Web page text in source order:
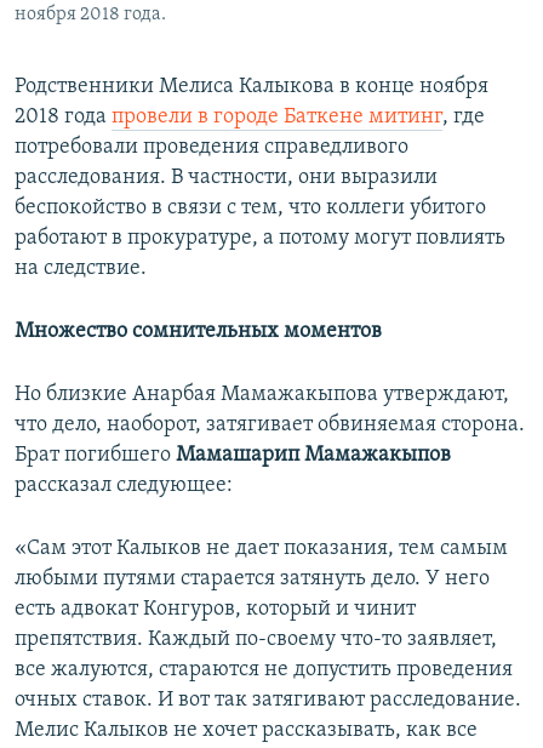
ноября 2018 года.
Родственники Мелиса Калыкова в конце ноября
2018 года провели в городе Баткене митинг, где
потребовали проведения справедливого
расследования. В частности, они выразили
беспокойство в связи с тем, что коллеги убитого
работают в прокуратуре, а потому могут повлиять
на следствие.
Множество сомнительных моментов
Но близкие Анарбая Мамажакыпова утверждают,
что дело, наоборот, затягивает обвиняемая сторона.
Брат погибшего Мамашарип Мамажакыпов
рассказал следующее:
«Сам этот Калыков не дает показания, тем самым
любыми путями старается затянуть дело. У него
есть адвокат Конгуров, который и чинит
препятствия. Каждый по-своему что-то заявляет,
все жалуются, стараются не допустить проведения
очных ставок. И вот так затягивают расследование.
Мелис Калыков не хочет рассказывать, как все